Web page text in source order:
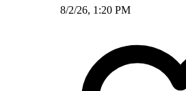
8/2/26, 1:20 PM